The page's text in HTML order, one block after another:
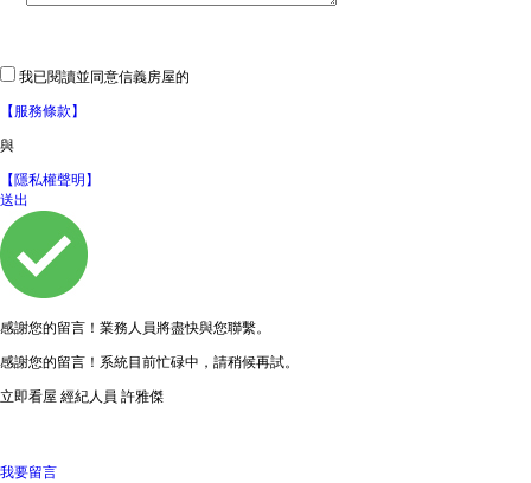
我已閱讀並同意信義房屋的
【服務條款】
與
【隱私權聲明】
送出
感謝您的留言！業務人員將盡快與您聯繫。
感謝您的留言！系統目前忙碌中，請稍候再試。
立即看屋 經紀人員 許雅傑
我要留言